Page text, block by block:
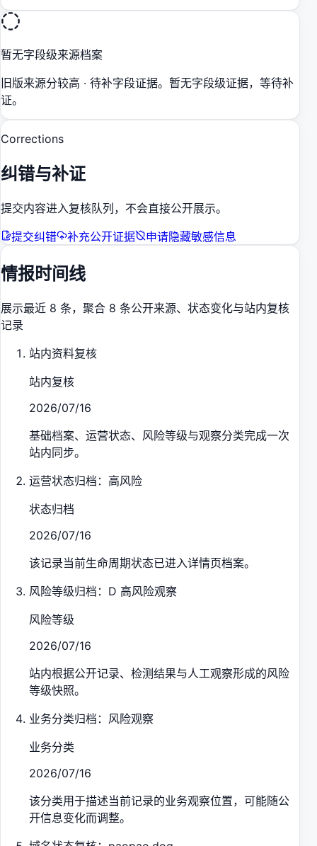
暂无字段级来源档案
旧版来源分较高 · 待补字段证据。暂无字段级证据，等待补
证。
Corrections
纠错与补证
提交内容进入复核队列，不会直接公开展示。
提交纠错
补充公开证据 申请隐藏敏感信息
情报时间线
展示最近 8 条，聚合 8 条公开来源、状态变化与站内复核
记录
站内资料复核
站内复核
2026/07/16
基础档案、运营状态、风险等级与观察分类完成一次
站内同步。
运营状态归档：高风险
状态归档
2026/07/16
该记录当前生命周期状态已进入详情页档案。
风险等级归档：D 高风险观察
风险等级
2026/07/16
站内根据公开记录、检测结果与人工观察形成的风险
等级快照。
业务分类归档：风险观察
业务分类
2026/07/16
该分类用于描述当前记录的业务观察位置，可能随公
开信息变化而调整。